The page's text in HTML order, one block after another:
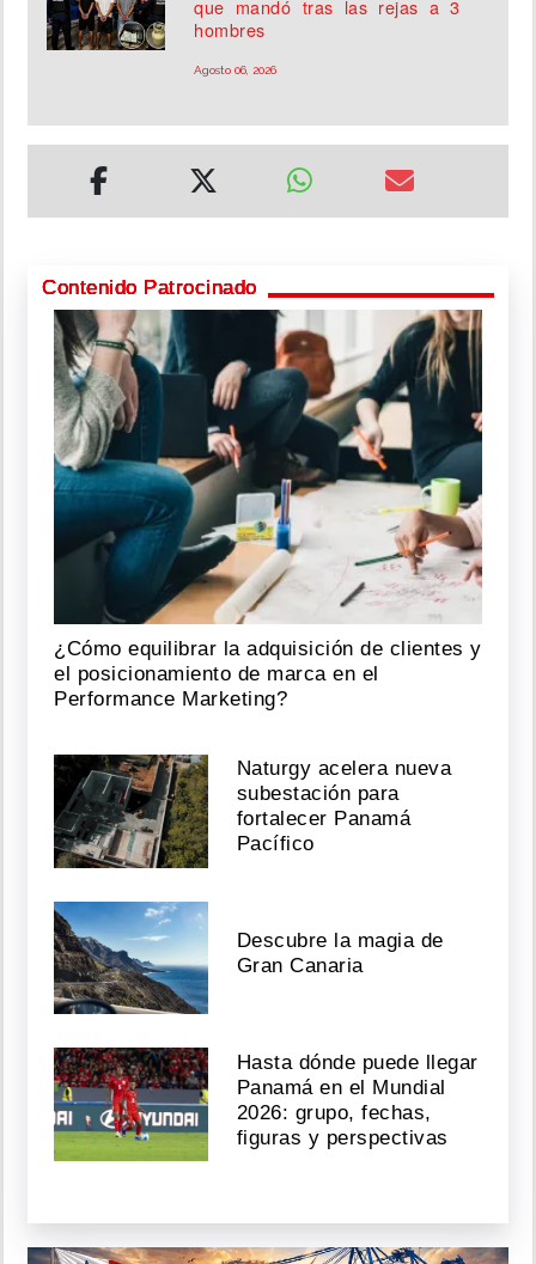
que mandó tras las rejas a 3
hombres
Agosto 06, 2026
Contenido Patrocinado
¿Cómo equilibrar la adquisición de clientes y
el posicionamiento de marca en el
Performance Marketing?
Naturgy acelera nueva
subestación para
fortalecer Panamá
Pacífico
Descubre la magia de
Gran Canaria
Hasta dónde puede llegar
Panamá en el Mundial
2026: grupo, fechas,
figuras y perspectivas